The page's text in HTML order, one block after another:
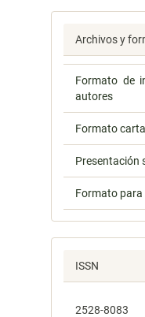
Archivos y
Formato de
autores
Formato
Presentación
Formato
ISSN
2528-8083